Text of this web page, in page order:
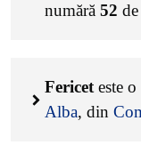
numără 52
Fericet este
Alba, din